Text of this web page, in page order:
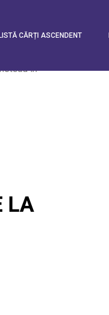
in
in
LISTĂ CĂRȚI ASCENDENT
LA